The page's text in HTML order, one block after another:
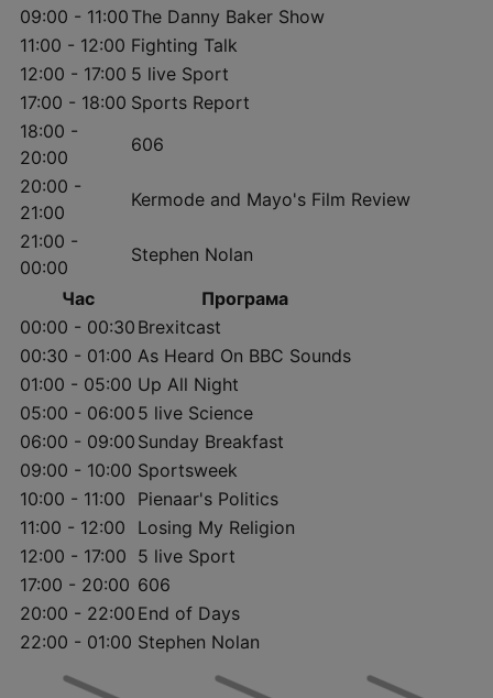
09:00 - 11:00 The Danny Baker Show
11:00 - 12:00 Fighting Talk
12:00 - 17:00 5 live Sport
17:00 - 18:00 Sports Report
18:00 -
20:00
606
20:00 -
21:00
Kermode and Mayo's Film Review
21:00 -
00:00
Stephen Nolan
Час
Програма
00:00 - 00:30 Brexitcast
00:30 - 01:00 As Heard On BBC Sounds
01:00 - 05:00 Up All Night
05:00 - 06:00 5 live Science
06:00 - 09:00 Sunday Breakfast
09:00 - 10:00 Sportsweek
10:00 - 11:00
Pienaar's Politics
11:00 - 12:00
Losing My Religion
12:00 - 17:00 5 live Sport
17:00 - 20:00 606
20:00 - 22:00 End of Days
22:00 - 01:00 Stephen Nolan